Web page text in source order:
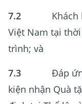
7.2
Việt Nam tại
trình; và
7.3 Đáp
kiện nhận Quà